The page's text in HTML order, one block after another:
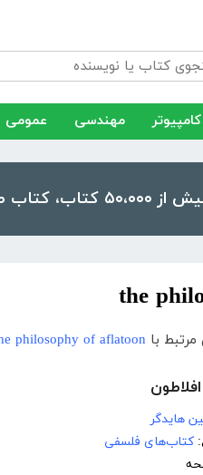
کامپیوتر مهندسی عمومی
خود داشته باشید!
the
با philosophy of aflatoon
هایدگر
کتاب‌های فلسفی